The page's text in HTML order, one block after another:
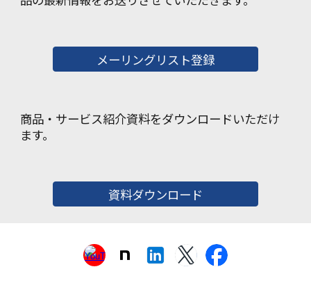
メーリングリスト登録
商品・サービス紹介資料をダウンロードいただけ
ます。
資料ダウンロード